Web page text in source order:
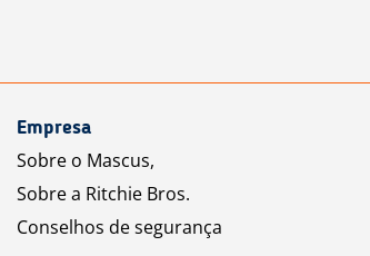
Empresa
Sobre o Mascus,
Sobre a Ritchie Bros.
Conselhos de segurança